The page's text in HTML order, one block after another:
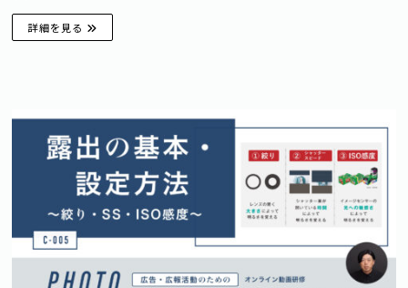
詳細を見る